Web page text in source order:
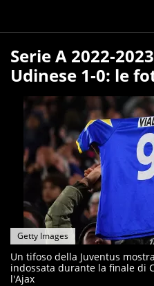
Serie A 2022-
Udinese 1-0: le
Getty Images
Un tifoso della Juventus
indossata durante la finale di
l'Ajax